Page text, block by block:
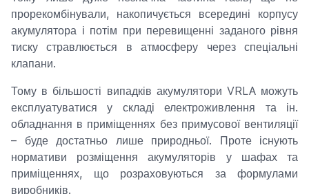
прорекомбінували, накопичується всередині корпусу
акумулятора і потім при перевищенні заданого рівня
тиску стравлюється в атмосферу через спеціальні
клапани.
Тому в більшості випадків акумулятори VRLA можуть
експлуатуватися у складі електроживлення та ін.
обладнання в приміщеннях без примусової вентиляції
– буде достатньо лише природньої. Проте існують
нормативи розміщення акумуляторів у шафах та
приміщеннях, що розраховуються за формулами
виробників.